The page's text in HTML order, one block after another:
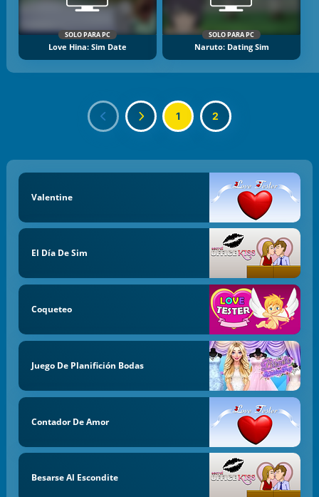
SOLO PARA PC
Love Hina: Sim Date
SOLO PARA PC
Naruto: Dating Sim
1 2
Valentine
El Día De Sim
Coqueteo
Juego De Planifición Bodas
Contador De Amor
Besarse Al Escondite